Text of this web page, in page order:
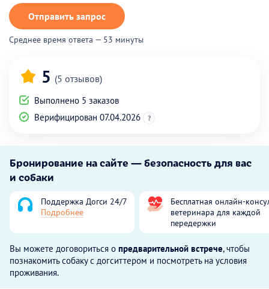
Отправить запрос
Среднее время ответа — 53 минуты
5 (5 отзывов)
Выполнено 5 заказов
Верифицирован 07.04.2026
?
Бронирование на сайте — безопасность для вас
и собаки
Поддержка Догси 24/7
Подробнее
Бесплатная онлайн-
ветеринара для каждой
передержки
Вы можете договориться о предварительной встрече, чтобы
познакомить собаку с догситтером и посмотреть на условия
проживания.